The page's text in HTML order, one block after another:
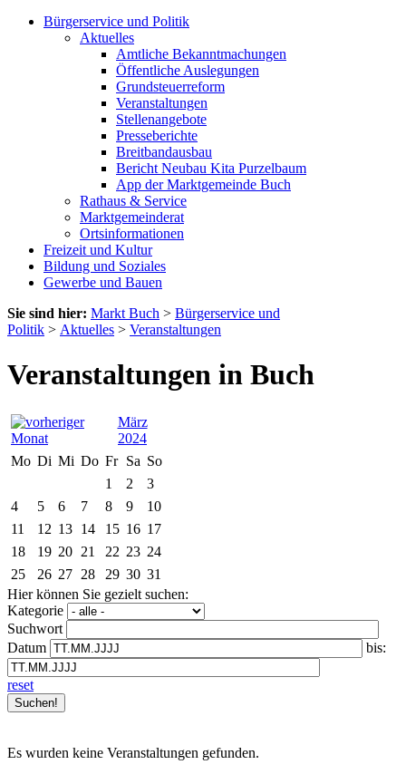
Bürgerservice und Politik
Aktuelles
Amtliche Bekanntmachungen
Öffentliche Auslegungen
Grundsteuerreform
Veranstaltungen
Stellenangebote
Presseberichte
Breitbandausbau
Bericht Neubau Kita Purzelbaum
App der Marktgemeinde Buch
Rathaus & Service
Marktgemeinderat
Ortsinformationen
Freizeit und Kultur
Bildung und Soziales
Gewerbe und Bauen
Sie sind hier: Markt Buch > Bürgerservice und
Politik > Aktuelles > Veranstaltungen
Veranstaltungen in Buch
März
2024
Mo Di Mi Do Fr Sa So
1
2
3
4
5 6 7 8 9
10
11
12 13 14 15 16 17
18
19 20 21 22 23 24
25
26 27 28 29 30 31
Hier können Sie gezielt suchen:
Kategorie
Suchwort
Datum
bis:
reset
Es wurden keine Veranstaltungen gefunden.